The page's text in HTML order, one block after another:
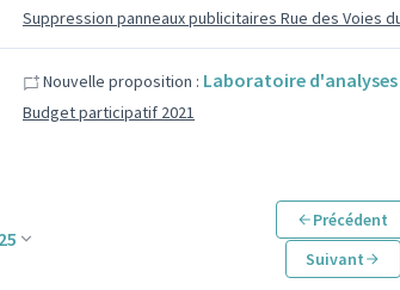
Suppression panneaux publicitaires Rue des Voies
Nouvelle proposition : Laboratoire
Budget participatif 2021
25
Précédent
Suivant